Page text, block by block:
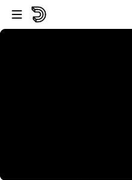
プレイヤーにスキップ
メインコンテンツにスキップ